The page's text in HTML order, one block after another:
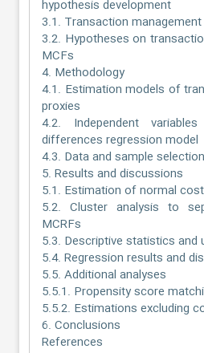
hypothesis development
3.1. Transaction
3.2. Hypotheses on
MCFs
4. Methodology
4.1. Estimation models of
proxies
4.2. Independent
differences regression model
4.3. Data and sample selection
5. Results and discussions
5.1. Estimation of normal
5.2. Cluster analysis to
MCRFs
5.3. Descriptive statistics and
5.4. Regression results and
5.5. Additional analyses
5.5.1. Propensity score
5.5.2. Estimations excluding
6. Conclusions
References